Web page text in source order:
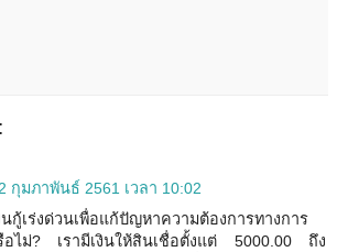
กุมภาพันธ์ 2561 เวลา 10:02
กู้เร่งด่วนเพื่อแก้ปัญหาความต้องการทางการ
อไม่? เรามีเงินให้สินเชื่อตั้งแต่ 5000.00 ถึง